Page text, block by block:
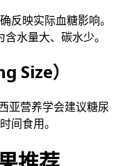
反映实际血糖影响。
水量大、碳水少。
Size）
亚营养学会建议糖尿
间食用。